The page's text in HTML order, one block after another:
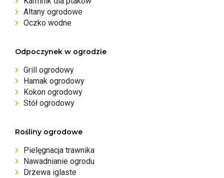
Altany ogrodowe
Oczko wodne
Odpoczynek w ogrodzie
Grill ogrodowy
Hamak ogrodowy
Kokon ogrodowy
Stół ogrodowy
Rośliny ogrodowe
Pielęgnacja trawnika
Nawadnianie ogrodu
Drzewa iglaste